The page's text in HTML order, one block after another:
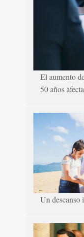
El aumento
50 años
Un descanso